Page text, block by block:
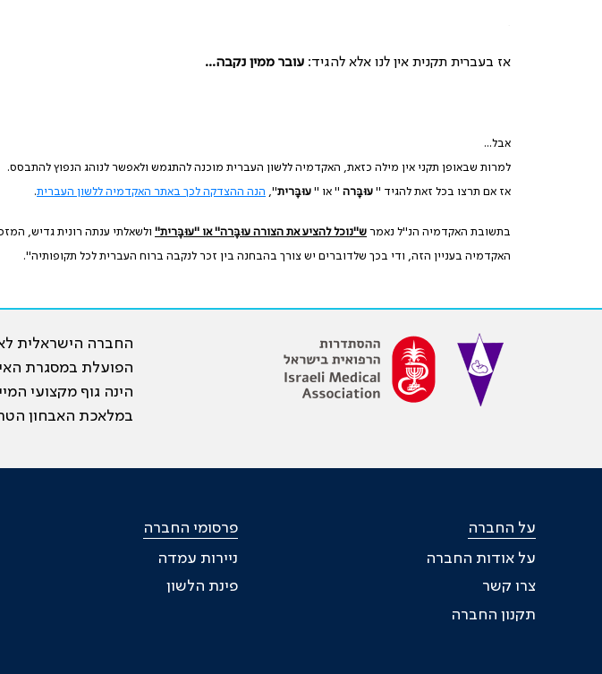
אז בעברית תקנית אין לנו אלא להגיד: עובר ממין נקבה...
אבל...
למרות שבאופן תקני אין מילה כזאת, האקדמיה ללשון העברית מוכנה להתגמש ולאפשר לנוהג הנפוץ להתבסס.
אז אם תרצו בכל זאת להגיד " עוּבָּרה " או " עוּבָּרית", הנה ההצדקה לכך באתר האקדמיה ללשון העברית.
בתשובת האקדמיה הנ"ל נאמר ש"נוכל להציע את הצורה עוּבָּרה" או "עוּבָּרית" ולשאלתי ענתה רונית גדיש,
האקדמיה בעניין הזה, ודי בכך שלדוברים יש צורך בהבחנה בין זכר לנקבה ברוח העברית לכל תקופותיה".
החברה הישראלית
הפועלת במסגרת
הינה גוף מקצועי
במלאכת האבחון
על החברה
על אודות החברה
צרו קשר
תקנון החברה
פרסומי החברה
ניירות עמדה
פינת הלשון